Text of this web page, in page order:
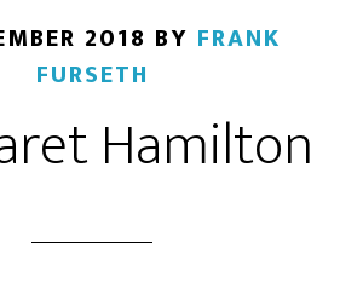
2018 BY FRANK
FURSETH
Hamilton